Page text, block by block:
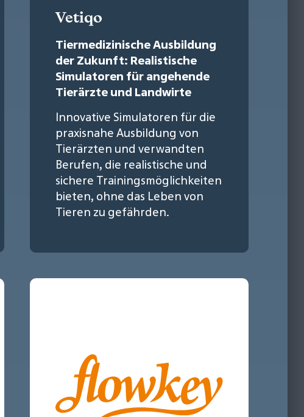
Vetiqo
Tiermedizinische Ausbildung
der Zukunft: Realistische
Simulatoren für angehende
Tierärzte und Landwirte
Innovative Simulatoren für die
praxisnahe Ausbildung von
Tierärzten und verwandten
Berufen, die realistische und
sichere Trainingsmöglichkeiten
bieten, ohne das Leben von
Tieren zu gefährden.